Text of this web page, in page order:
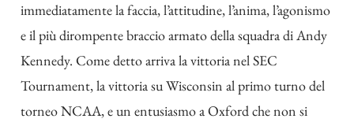
immediatamente la faccia, l’attitudine, l’anima, l’agonismo
e il più dirompente braccio armato della squadra di Andy
Kennedy. Come detto arriva la vittoria nel SEC
Tournament, la vittoria su Wisconsin al primo turno del
torneo NCAA, e un entusiasmo a Oxford che non si